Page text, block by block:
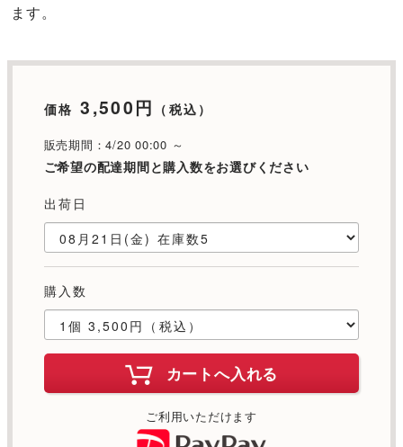
ます。
価格 3,500円 （税込）
販売期間：4/20 00:00 ～
ご希望の配達期間と購入数をお選びください
出荷日
購入数
カートへ入れる
ご利用いただけます